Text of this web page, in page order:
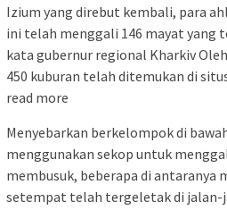
Izium yang direbut kembali, para
ini telah menggali 146 mayat yang
kata gubernur regional Kharkiv
450 kuburan telah ditemukan di
read more
Menyebarkan berkelompok di
menggunakan sekop untuk
membusuk, beberapa di antaranya
setempat telah tergeletak di jalan-